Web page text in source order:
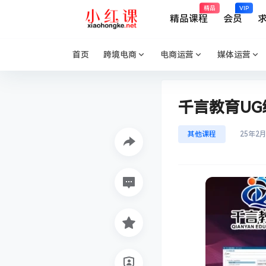
精品课程
精品
会员
VIP
首页 跨境电商 电商运营 媒体运营
千言教育
其他课程 25年2